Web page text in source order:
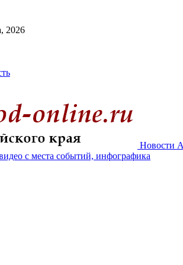
2026
Новости
с места событий, инфографика